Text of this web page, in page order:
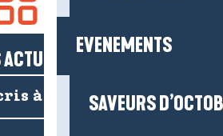
EVENEMENTS
SAVEURS
SALÉES !
à la newsletter